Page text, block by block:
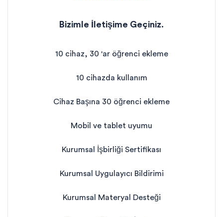
Bizimle İletişime Geçiniz.
10 cihaz, 30 'ar öğrenci ekleme
10 cihazda kullanım
Cihaz Başına 30 öğrenci ekleme
Mobil ve tablet uyumu
Kurumsal İşbirliği Sertifikası
Kurumsal Uygulayıcı Bildirimi
Kurumsal Materyal Desteği